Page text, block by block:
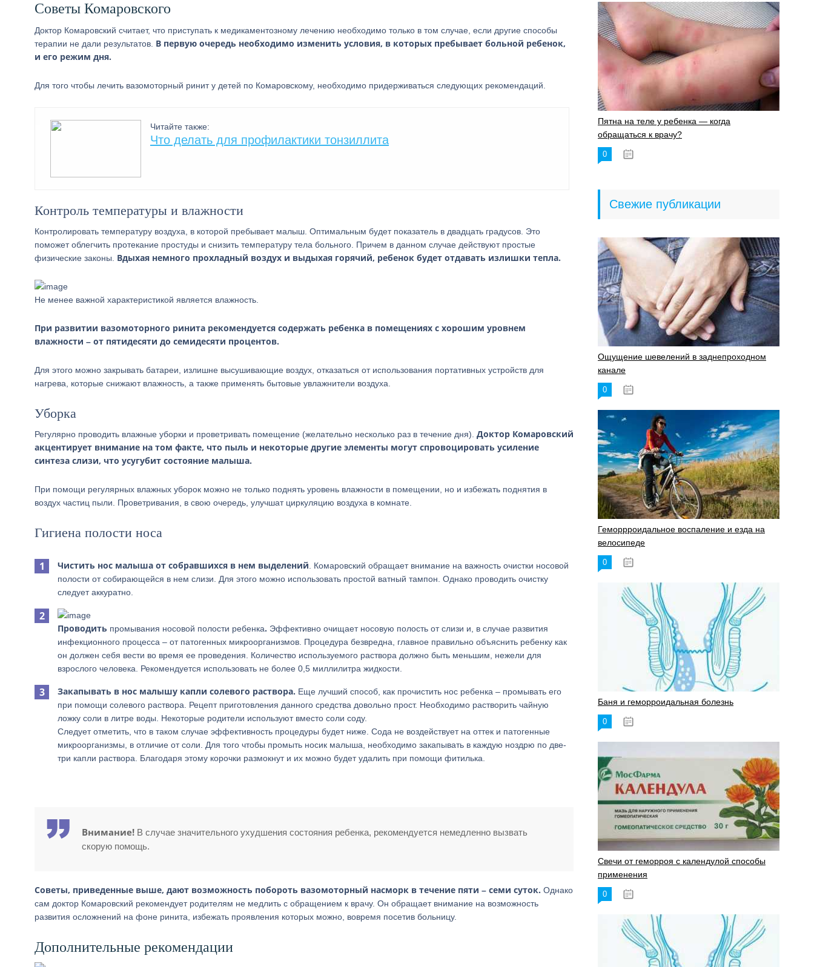
Советы Комаровского
Доктор Комаровский считает, что приступать к медикаментозному лечению необходимо только в том случае, если другие способы
терапии не дали результатов. В первую очередь необходимо изменить условия, в которых пребывает больной ребенок,
и его режим дня.
Для того чтобы лечить вазомоторный ринит у детей по Комаровскому, необходимо придерживаться следующих рекомендаций.
Читайте также:
Что делать для профилактики тонзиллита
Контроль температуры и влажности
Контролировать температуру воздуха, в которой пребывает малыш. Оптимальным будет показатель в двадцать градусов. Это
поможет облегчить протекание простуды и снизить температуру тела больного. Причем в данном случае действуют простые
физические законы. Вдыхая немного прохладный воздух и выдыхая горячий, ребенок будет отдавать излишки тепла.
Не менее важной характеристикой является влажность.
При развитии вазомоторного ринита рекомендуется содержать ребенка в помещениях с хорошим уровнем
влажности – от пятидесяти до семидесяти процентов.
Для этого можно закрывать батареи, излишне высушивающие воздух, отказаться от использования портативных устройств для
нагрева, которые снижают влажность, а также применять бытовые увлажнители воздуха.
Уборка
Регулярно проводить влажные уборки и проветривать помещение (желательно несколько раз в течение дня). Доктор Комаровский
акцентирует внимание на том факте, что пыль и некоторые другие элементы могут спровоцировать усиление
синтеза слизи, что усугубит состояние малыша.
При помощи регулярных влажных уборок можно не только поднять уровень влажности в помещении, но и избежать поднятия в
воздух частиц пыли. Проветривания, в свою очередь, улучшат циркуляцию воздуха в комнате.
Гигиена полости носа
Чистить нос малыша от собравшихся в нем выделений . Комаровский обращает внимание на важность очистки носовой
полости от собирающейся в нем слизи. Для этого можно использовать простой ватный тампон. Однако проводить очистку
следует аккуратно.
Проводить промывания носовой полости ребенка. Эффективно очищает носовую полость от слизи и, в случае развития
инфекционного процесса – от патогенных микроорганизмов. Процедура безвредна, главное правильно объяснить ребенку как
он должен себя вести во время ее проведения. Количество используемого раствора должно быть меньшим, нежели для
взрослого человека. Рекомендуется использовать не более 0,5 миллилитра жидкости.
Закапывать в нос малышу капли солевого раствора. Еще лучший способ, как прочистить нос ребенка – промывать его
при помощи солевого раствора. Рецепт приготовления данного средства довольно прост. Необходимо растворить чайную
ложку соли в литре воды. Некоторые родители используют вместо соли соду.
Следует отметить, что в таком случае эффективность процедуры будет ниже. Сода не воздействует на оттек и патогенные
микроорганизмы, в отличие от соли. Для того чтобы промыть носик малыша, необходимо закапывать в каждую ноздрю по две-
три капли раствора. Благодаря этому корочки размокнут и их можно будет удалить при помощи фитилька.
Внимание! В случае значительного ухудшения состояния ребенка, рекомендуется немедленно вызвать
скорую помощь.
Советы, приведенные выше, дают возможность побороть вазомоторный насморк в течение пяти – семи суток. Однако
сам доктор Комаровский рекомендует родителям не медлить с обращением к врачу. Он обращает внимание на возможность
развития осложнений на фоне ринита, избежать проявления которых можно, вовремя посетив больницу.
Дополнительные рекомендации
Пятна на теле у ребенка — когда
обращаться к врачу?
0
Свежие публикации
Ощущение шевелений в заднепроходном
канале
0
Геморрроидальное воспаление и езда на
велосипеде
0
Баня и геморроидальная болезнь
0
Свечи от геморроя с календулой способы
применения
0